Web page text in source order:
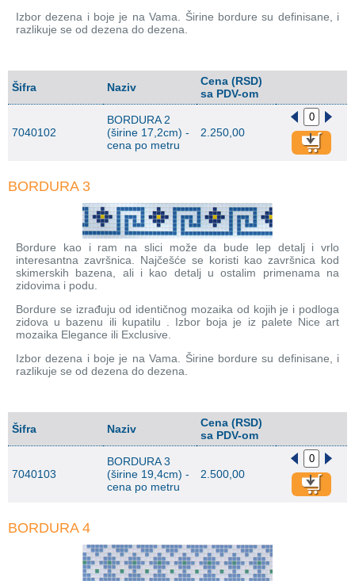
Izbor dezena i boje je na Vama. Širine bordure su definisane, i
razlikuje se od dezena do dezena.
Šifra Naziv
Cena (RSD)
sa PDV-om
7040102
BORDURA 2
(širine 17,2cm) -
cena po metru
2.250,00
BORDURA 3
Bordure kao i ram na slici može da bude lep detalj i vrlo
interesantna završnica. Najčešće se koristi kao završnica kod
skimerskih bazena, ali i kao detalj u ostalim primenama na
zidovima i podu.
Bordure se izrađuju od identičnog mozaika od kojih je i podloga
zidova u bazenu ili kupatilu . Izbor boja je iz palete Nice art
mozaika Elegance ili Exclusive.
Izbor dezena i boje je na Vama. Širine bordure su definisane, i
razlikuje se od dezena do dezena.
Šifra Naziv
Cena (RSD)
sa PDV-om
7040103
BORDURA 3
(širine 19,4cm) -
cena po metru
2.500,00
BORDURA 4